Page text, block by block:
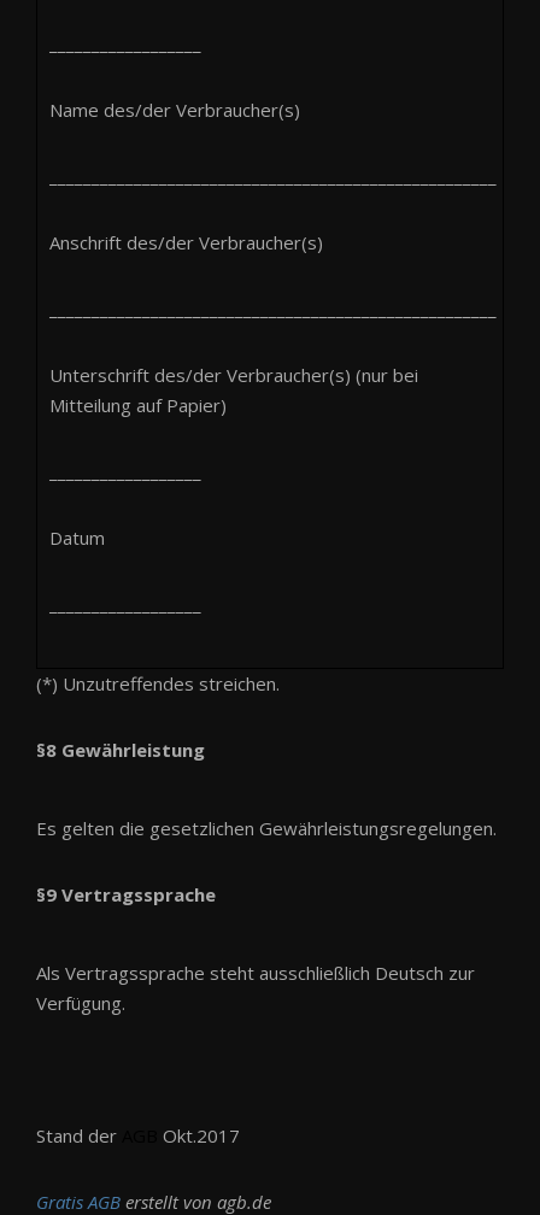
Name des/der Verbraucher(s)
Anschrift des/der Verbraucher(s)
Unterschrift des/der Verbraucher(s) (nur bei
Mitteilung auf Papier)
Datum
(*) Unzutreffendes streichen.
§8 Gewährleistung
Es gelten die gesetzlichen Gewährleistungsregelungen.
§9 Vertragssprache
Als Vertragssprache steht ausschließlich Deutsch zur
Verfügung.
Stand der Okt.2017
Gratis AGB erstellt von agb.de